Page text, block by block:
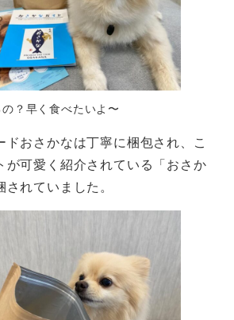
？早く食べたいよ〜
ドおさかなは丁寧に梱包され、こ
が可愛く紹介されている「おさか
れていました。